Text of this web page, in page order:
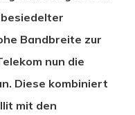
Bandbreite zur
nun die
Diese kombiniert
mit den